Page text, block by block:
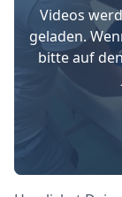
Videos
geladen.
bitte auf